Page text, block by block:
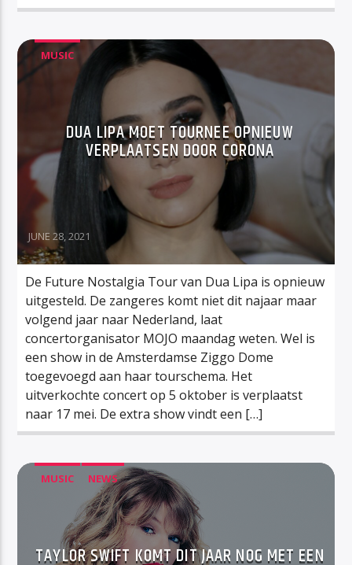
MUSIC
DUA LIPA MOET TOURNEE OPNIEUW
VERPLAATSEN DOOR CORONA
JUNE 28, 2021
De Future Nostalgia Tour van Dua Lipa is opnieuw
uitgesteld. De zangeres komt niet dit najaar maar
volgend jaar naar Nederland, laat
concertorganisator MOJO maandag weten. Wel is
een show in de Amsterdamse Ziggo Dome
toegevoegd aan haar tourschema. Het
uitverkochte concert op 5 oktober is verplaatst
naar 17 mei. De extra show vindt een […]
MUSIC NEWS
TAYLOR SWIFT KOMT DIT JAAR NOG MET EEN